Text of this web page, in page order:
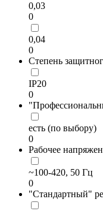
0,03
0
0,04
0
Степень
IP20
0
есть (по выбору)
0
Рабочее
~100-420, 50 Гц
0
"Стандартный"